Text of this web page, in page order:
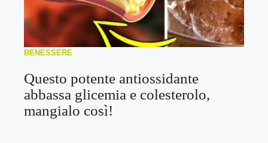
BENESSERE
Questo potente antiossidante
abbassa glicemia e colesterolo,
mangialo così!